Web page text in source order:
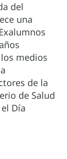
del
una
medios
de la
de Salud
Día